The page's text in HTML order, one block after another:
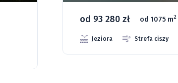
od 93 280 zł od 1075 m2
Jeziora Strefa ciszy